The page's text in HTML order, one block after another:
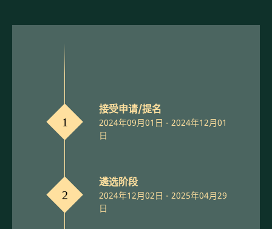
1
接受申请/提名
2024年09月01日 - 2024年12月01
日
2
遴选阶段
2024年12月02日 - 2025年04月29
日